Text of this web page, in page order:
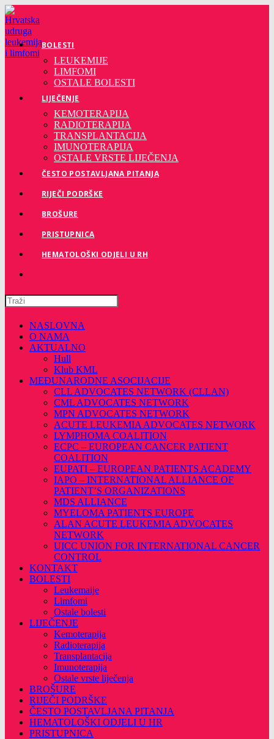
Preskoči
na
sadržaj
BOLESTI
LEUKEMIJE
LIMFOMI
OSTALE BOLESTI
LIJEČENJE
KEMOTERAPIJA
RADIOTERAPIJA
TRANSPLANTACIJA
IMUNOTERAPIJA
OSTALE VRSTE LIJEČENJA
ČESTO POSTAVLJANA PITANJA
RIJEČI PODRŠKE
BROŠURE
PRISTUPNICA
HEMATOLOŠKI ODJELI U RH
Pretražite
ovu
stranicu
NASLOVNA
O NAMA
AKTUALNO
Hull
Klub KML
MEĐUNARODNE ASOCIJACIJE
CLL ADVOCATES NETWORK (CLLAN)
CML ADVOCATES NETWORK
MPN ADVOCATES NETWORK
ACUTE LEUKEMIA ADVOCATES NETWORK
LYMPHOMA COALITION
ECPC – EUROPEAN CANCER PATIENT
COALITION
EUPATI – EUROPEAN PATIENTS ACADEMY
IAPO – INTERNATIONAL ALLIANCE OF
PATIENT’S ORGANIZATIONS
MDS ALLIANCE
MYELOMA PATIENTS EUROPE
ALAN ACUTE LEUKEMIA ADVOCATES
NETWORK
UICC UNION FOR INTERNATIONAL CANCER
CONTROL
KONTAKT
BOLESTI
Leukemaije
Limfomi
Ostale bolesti
LIJEČENJE
Kemoterapija
Radioterapija
Transplantacija
Imunoterapija
Ostale vrste liječenja
BROŠURE
RIJEČI PODRŠKE
ČESTO POSTAVLJANA PITANJA
HEMATOLOŠKI ODJELI U HR
PRISTUPNICA